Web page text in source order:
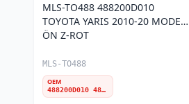
MLS-TO488 488200D010
TOYOTA YARIS 2010-20 MODEL
ÖN Z-ROT
MLS-TO488
OEM
488200D010 4882052030 4882052070 488200D080 488200D020 4882052040 4882052030M 488200D030